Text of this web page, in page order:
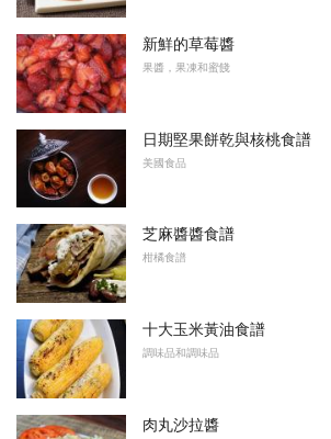
新鮮的草莓醬
果醬，果凍和蜜餞
日期堅果餅乾與核桃食譜
美國食品
芝麻醬醬食譜
柑橘食譜
十大玉米黃油食譜
調味品和調味品
肉丸沙拉醬